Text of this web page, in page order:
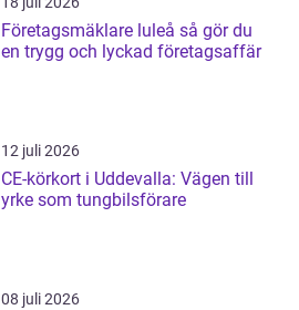
Företagsmäklare luleå så gör du
en trygg och lyckad företagsaffär
12 juli 2026
CE-körkort i Uddevalla: Vägen till
yrke som tungbilsförare
08 juli 2026